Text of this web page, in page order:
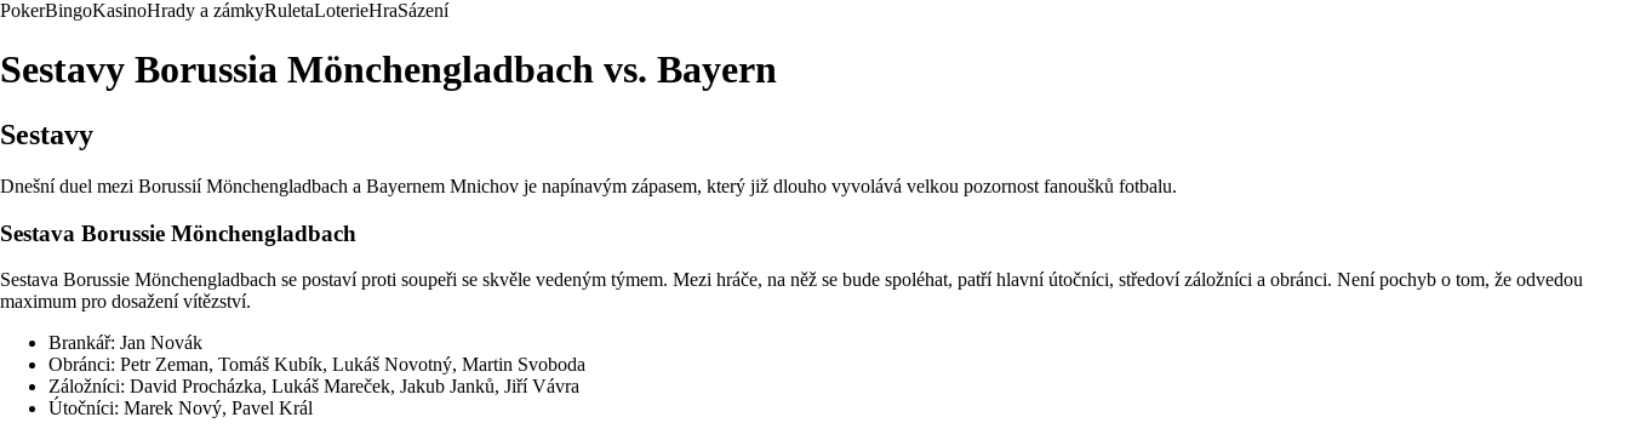
PokerBingoKasinoHrady a zámkyRuletaLoterieHraSázení
Sestavy Borussia Mönchengladbach vs. Bayern
Sestavy
Dnešní duel mezi Borussií Mönchengladbach a Bayernem Mnichov je napínavým zápasem, který již dlouho vyvolává velkou pozornost fanoušků fotbalu.
Sestava Borussie Mönchengladbach
Sestava Borussie Mönchengladbach se postaví proti soupeři se skvěle vedeným týmem. Mezi hráče, na něž se bude spoléhat, patří hlavní útočníci, středoví záložníci a obránci. Není pochyb o tom, že odvedou
maximum pro dosažení vítězství.
Brankář: Jan Novák
Obránci: Petr Zeman, Tomáš Kubík, Lukáš Novotný, Martin Svoboda
Záložníci: David Procházka, Lukáš Mareček, Jakub Janků, Jiří Vávra
Útočníci: Marek Nový, Pavel Král